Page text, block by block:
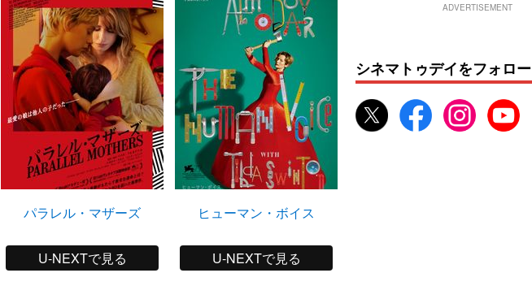
パラレル・マザーズ
U-NEXTで見る
ヒューマン・ボイス
U-NEXTで見る
ADVERTISEMENT
シネマトゥデイをフォロー